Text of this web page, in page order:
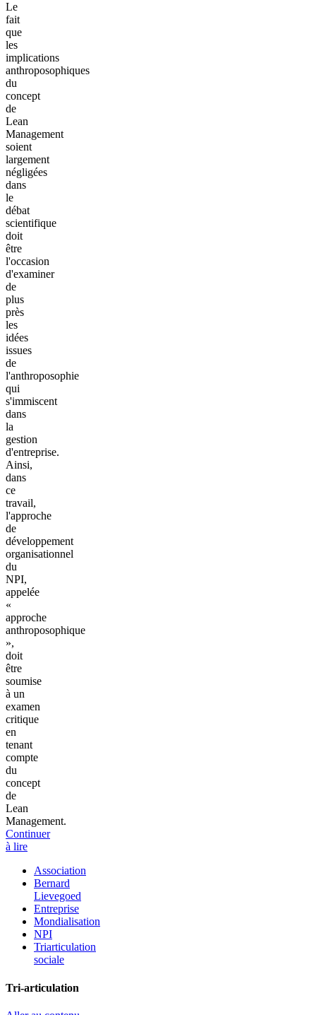
Le
fait
que
les
implications
anthroposophiques
du
concept
de
Lean
Management
soient
largement
négligées
dans
le
débat
scientifique
doit
être
l'occasion
d'examiner
de
plus
près
les
idées
issues
de
l'anthroposophie
qui
s'immiscent
dans
la
gestion
d'entreprise.
Ainsi,
dans
ce
travail,
l'approche
de
développement
organisationnel
du
NPI,
appelée
«
approche
anthroposophique
»,
doit
être
soumise
à un
examen
critique
en
tenant
compte
du
concept
de
Lean
Management.
Continuer
à lire
Association
Bernard
Lievegoed
Entreprise
Mondialisation
NPI
Triarticulation
sociale
Tri-articulation